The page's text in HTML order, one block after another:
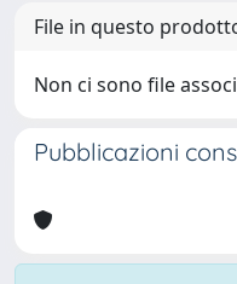
File in questo
Non ci sono file
Pubblicazioni